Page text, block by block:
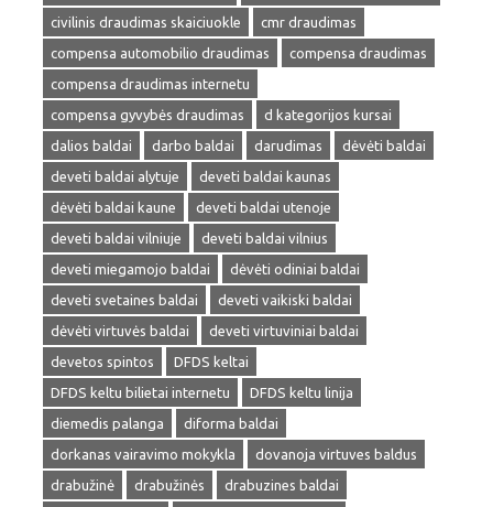
civilinis draudimas skaiciuokle
cmr draudimas
compensa automobilio draudimas
compensa draudimas
compensa draudimas internetu
compensa gyvybės draudimas
d kategorijos kursai
dalios baldai
darbo baldai darudimas
dėvėti baldai
deveti baldai alytuje
deveti baldai kaunas
dėvėti baldai kaune
deveti baldai utenoje
deveti baldai vilniuje
deveti baldai vilnius
deveti miegamojo baldai
dėvėti odiniai baldai
deveti svetaines baldai
deveti vaikiski baldai
dėvėti virtuvės baldai
deveti virtuviniai baldai
devetos spintos
DFDS keltai
DFDS keltu bilietai internetu
DFDS keltu linija
diemedis palanga
diforma baldai
dorkanas vairavimo mokykla
dovanoja virtuves baldus
drabužinė
drabužinės
drabuzines baldai